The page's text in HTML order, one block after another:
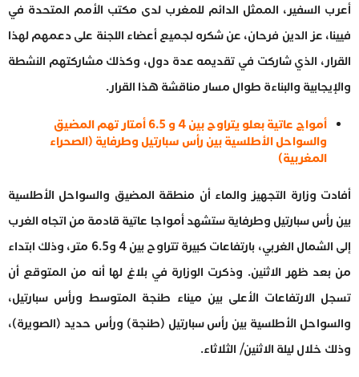
أعرب السفير، الممثل الدائم للمغرب لدى مكتب الأمم المتحدة في
فيينا، عز الدين فرحان، عن شكره لجميع أعضاء اللجنة على دعمهم لهذا
القرار، الذي شاركت في تقديمه عدة دول، وكذلك مشاركتهم النشطة
والإيجابية والبناءة طوال مسار مناقشة هذا القرار.
أمواج عاتية بعلو يتراوح بين 4 و 6.5 أمتار تهم المضيق
والسواحل الأطلسية بين رأس سبارتيل وطرفاية (الصحراء
المغربية)
أفادت وزارة التجهيز والماء أن منطقة المضيق والسواحل الأطلسية
بين رأس سبارتيل وطرفاية ستشهد أمواجا عاتية قادمة من اتجاه الغرب
إلى الشمال الغربي، بارتفاعات كبيرة تتراوح بين 4 و6.5 متر، وذلك ابتداء
من بعد ظهر الاثنين. وذكرت الوزارة في بلاغ لها أنه من المتوقع أن
تسجل الارتفاعات الأعلى بين ميناء طنجة المتوسط ورأس سبارتيل،
والسواحل الأطلسية بين رأس سبارتيل (طنجة) ورأس حديد (الصويرة)،
وذلك خلال ليلة الاثنين/ الثلاثاء.